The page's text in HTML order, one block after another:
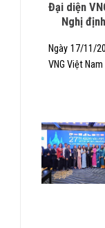
Đại diện
Nghị
Ngày 17/11/
VNG Việt